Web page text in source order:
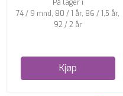
På lager i
74 / 9 mnd, 80 / 1 år, 86 / 1,5 år,
92 / 2 år
Kjøp